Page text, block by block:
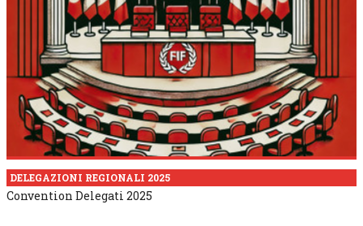
DELEGAZIONI REGIONALI 2025
Convention Delegati 2025